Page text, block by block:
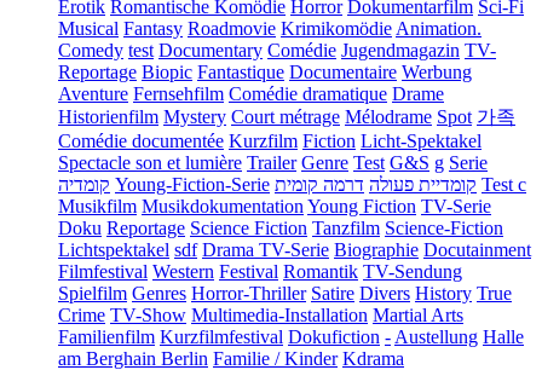
Erotik Romantische Komödie Horror Dokumentarfilm Sci-Fi
Musical Fantasy Roadmovie Krimikomödie Animation.
Comedy test Documentary Comédie Jugendmagazin TV-
Reportage Biopic Fantastique Documentaire Werbung
Aventure Fernsehfilm Comédie dramatique Drame
Historienfilm Mystery Court métrage Mélodrame Spot 가족
Comédie documentée Kurzfilm Fiction Licht-Spektakel
Spectacle son et lumière Trailer Genre Test G&S g Serie
קומדיה Young-Fiction-Serie קומדיית פעולה דרמה קומית
Test c
Musikfilm Musikdokumentation Young Fiction TV-Serie
Doku Reportage Science Fiction Tanzfilm Science-Fiction
Lichtspektakel sdf Drama TV-Serie Biographie Docutainment
Filmfestival Western Festival Romantik TV-Sendung
Spielfilm Genres Horror-Thriller Satire Divers History True
Crime TV-Show Multimedia-Installation Martial Arts
Familienfilm Kurzfilmfestival Dokufiction - Austellung Halle
am Berghain Berlin Familie / Kinder Kdrama